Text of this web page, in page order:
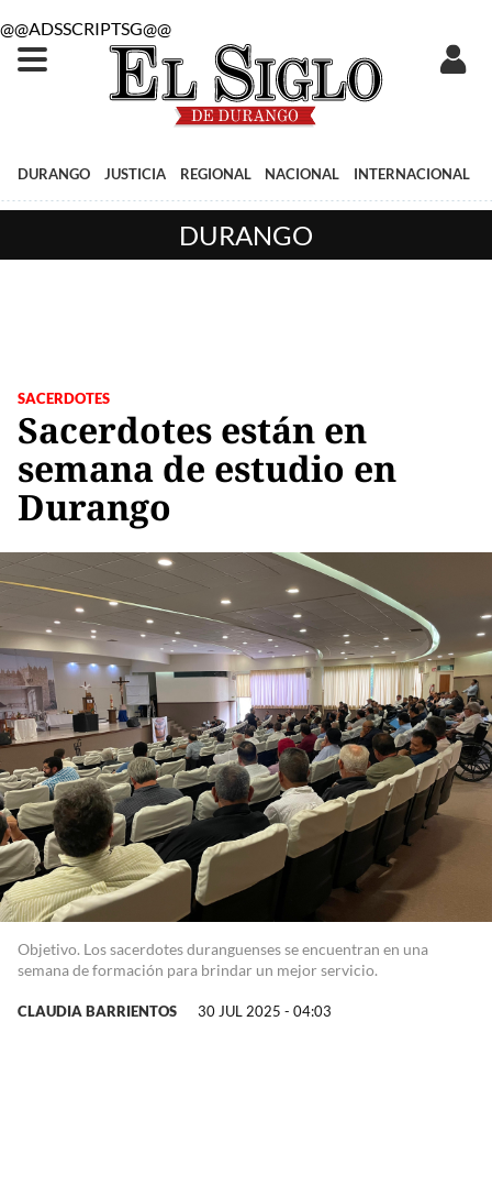
@@ADSSCRIPTSG@@
DURANGO JUSTICIA REGIONAL NACIONAL INTERNACIONAL
DURANGO
SACERDOTES
Sacerdotes están en
semana de estudio en
Durango
Objetivo. Los sacerdotes duranguenses se encuentran en una
semana de formación para brindar un mejor servicio.
CLAUDIA BARRIENTOS 30 JUL 2025 - 04:03